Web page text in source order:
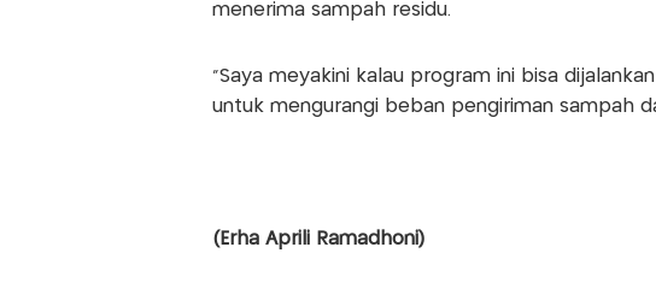
menerima sampah residu.
"Saya meyakini kalau program ini bisa
untuk mengurangi beban pengiriman sampah
(Erha Aprili Ramadhoni)